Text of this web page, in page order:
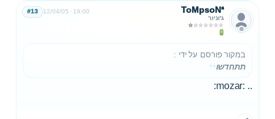
ToMpsoN*
ג'וניור
12/04/05 19:00
#13
במקור פורסם על ידי :
תתחדשו
.. :mozar: